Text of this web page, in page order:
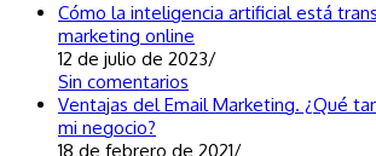
Cómo la inteligencia artificial está
marketing online
12 de julio de 2023/
Sin comentarios
Ventajas del Email Marketing. ¿Qué
mi negocio?
18 de febrero de 2021/